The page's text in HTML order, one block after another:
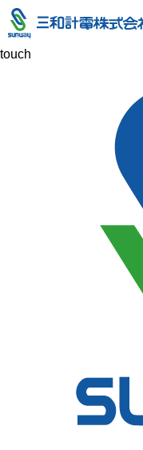
touch